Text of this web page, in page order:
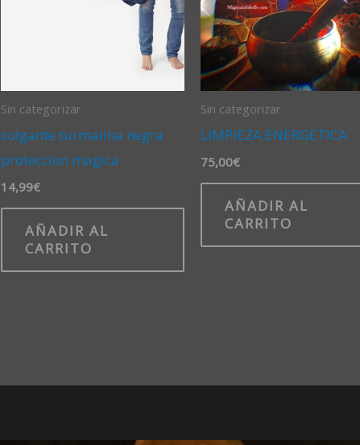
Sin categorizar
colgante turmalina negra
proteccion magica
14,99€
AÑADIR AL
CARRITO
Sin categorizar
LIMPIEZA ENERGETICA
75,00€
AÑADIR AL
CARRITO